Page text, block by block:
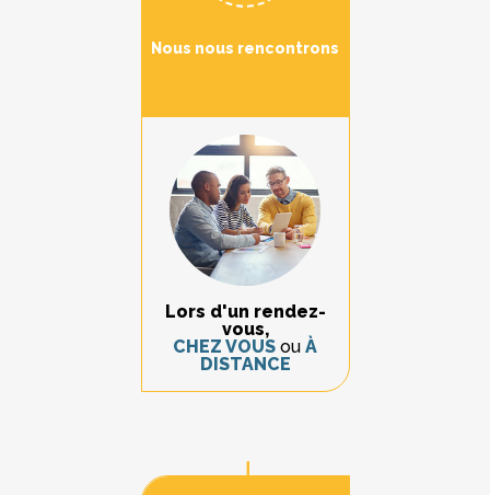
Nous nous rencontrons
Lors d'un rendez-
vous,
CHEZ VOUS ou À
DISTANCE